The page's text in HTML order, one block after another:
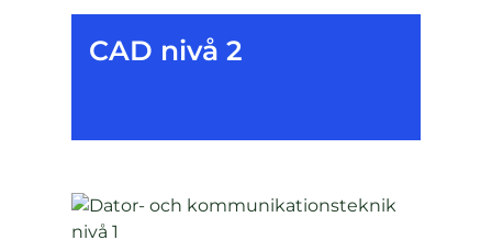
CAD nivå 2